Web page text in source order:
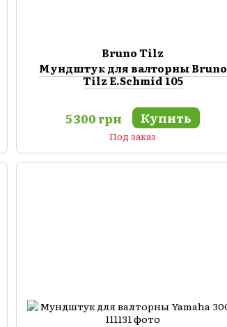
Bruno Tilz
Мундштук для валторны Bruno
Tilz E.Schmid 105
5 300 грн Купить
Под заказ